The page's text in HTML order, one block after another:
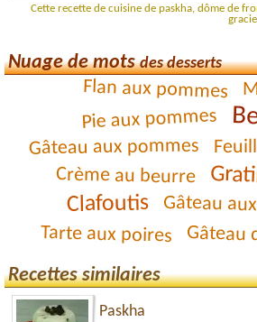
Cette recette de cuisine de paskha, dôme de
Nuage de motsdes desserts
Flan aux pommes
Pie aux pommes
Gâteau aux pommes
Crème au beurre
Clafoutis Gâteau
Tarte aux poires Gâteau
Recettes similaires
Paskha